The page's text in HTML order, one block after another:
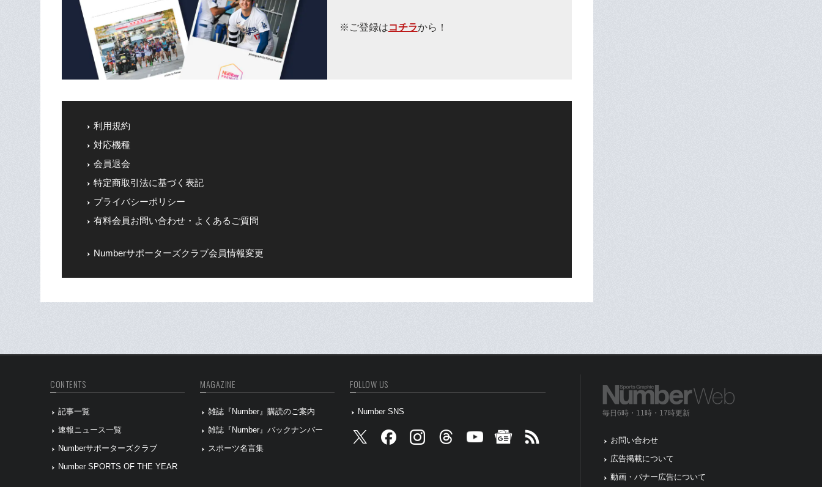
※ご登録はコチラから！
利用規約
対応機種
会員退会
特定商取引法に基づく表記
プライバシーポリシー
有料会員お問い合わせ・よくあるご質問
Numberサポーターズクラブ会員情報変更
CONTENTS
記事一覧
速報ニュース一覧
Numberサポーターズクラブ
Number SPORTS OF THE YEAR
MAGAZINE
雑誌『Number』購読のご案内
雑誌『Number』バックナンバー
スポーツ名言集
FOLLOW US
Number SNS 毎日6時・11時・17時更新
お問い合わせ
広告掲載について
動画・バナー広告について